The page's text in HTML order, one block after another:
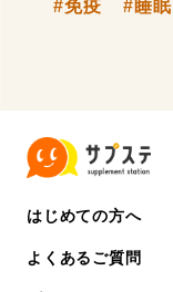
#免疫 #睡眠
はじめての方へ
よくあるご質問